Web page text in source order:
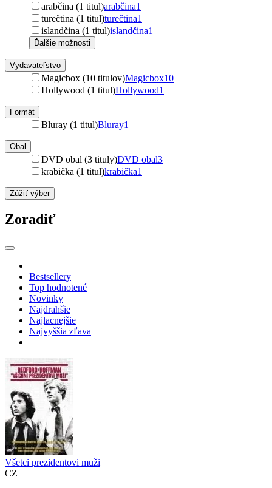
arabčina (1 titul)arabčina1
turečtina (1 titul)turečtina1
islandčina (1 titul)islandčina1
Ďalšie možnosti
Vydavateľstvo
Magicbox (10 titulov)Magicbox10
Hollywood (1 titul)Hollywood1
Formát
Bluray (1 titul)Bluray1
Obal
DVD obal (3 tituly)DVD obal3
krabička (1 titul)krabička1
Zúžiť výber
Zoradiť
Bestsellery
Top hodnotené
Novinky
Najdrahšie
Najlacnejšie
Najvyššia zľava
Všetci prezidentovi muži
CZ